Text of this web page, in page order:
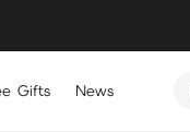
Gifts News